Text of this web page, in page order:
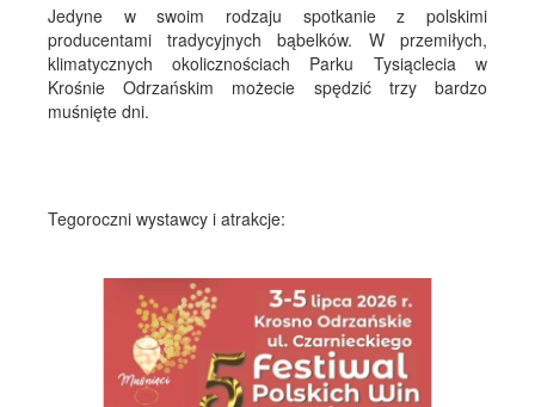
Jedyne w swoim rodzaju spotkanie z polskimi
producentami tradycyjnych bąbelków. W przemiłych,
klimatycznych okolicznościach Parku Tysiąclecia w
Krośnie Odrzańskim możecie spędzić trzy bardzo
muśnięte dni.
Tegoroczni wystawcy i atrakcje: